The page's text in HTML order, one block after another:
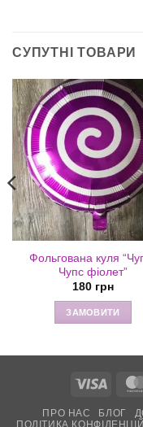
СУПУТНІ ТОВАРИ
Фольгована куля
Чупс фіолет”
180 грн
ЗАМОВИТИ
Visa
ПРО НАС БЛОГ
ПОЛІТИКА